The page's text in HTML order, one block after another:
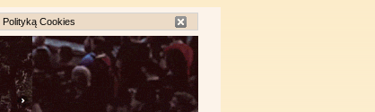
Polityką Cookies